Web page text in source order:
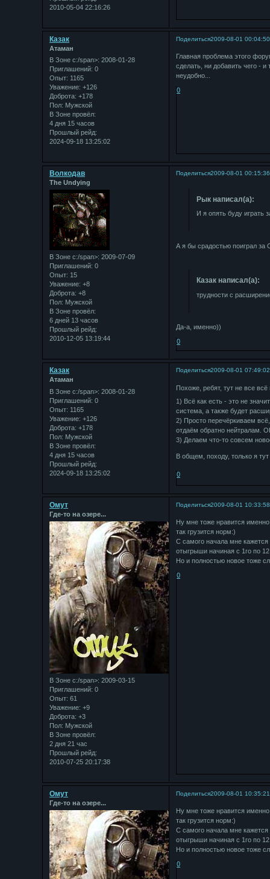
2010-05-04 22:16:26
Поделиться2009-08-01 00:04:50
Казак
Атаман
В Зоне с:/span>: 2008-01-28
Приглашений: 0
Опыт: 1165
Уважение: +126
Доброта: +178
Пол: Мужской
В Зоне провёл:
4 дня 15 часов
Прошлый рейд:
2024-09-18 13:25:02
Главная проблема этого
сделать, ни добавить чего -
неудобно...
0
Поделиться2009-08-01 00:15:36
Bолкодав
The Undying
В Зоне с:/span>: 2009-07-09
Приглашений: 0
Опыт: 15
Уважение: +8
Доброта: +8
Пол: Мужской
В Зоне провёл:
6 дней 13 часов
Прошлый рейд:
2010-12-05 13:19:44
Рык написал(а):
И я опять буду играть
А я бы срадостью поиграл за
Казак написал(а):
трудности с
Да-а, именно))
0
Поделиться2009-08-01 07:49:02
Казак
Атаман
В Зоне с:/span>: 2008-01-28
Приглашений: 0
Опыт: 1165
Уважение: +126
Доброта: +178
Пол: Мужской
В Зоне провёл:
4 дня 15 часов
Прошлый рейд:
2024-09-18 13:25:02
Похоже, ребят, тут не все
1) Всё как есть - это не
система, а также будет
2) Просто перечёркиваем
отдаём обратно нейтралам.
3) Делаем что-то совсем
В общем, походу, только я
0
Поделиться2009-08-01 10:33:58
Омут
Где-то на озере...
В Зоне с:/span>: 2009-03-15
Приглашений: 0
Опыт: 61
Уважение: +9
Доброта: +3
Пол: Мужской
В Зоне провёл:
2 дня 21 час
Прошлый рейд:
2010-07-25 20:17:38
Ну мне тоже нравится
так грузится норм:)
С самого начала мне
отыгрыши начиная с 1го по
Но и полностью новое тоже
0
Поделиться2009-08-01 10:35:21
Омут
Где-то на озере...
Ну мне тоже нравится
так грузится норм:)
С самого начала мне
отыгрыши начиная с 1го по
Но и полностью новое тоже
0